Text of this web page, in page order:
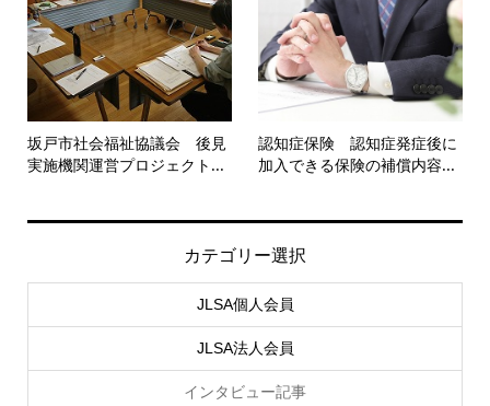
坂戸市社会福祉協議会 後見
実施機関運営プロジェクト...
認知症保険 認知症発症後に
加入できる保険の補償内容...
カテゴリー選択
JLSA個人会員
JLSA法人会員
インタビュー記事